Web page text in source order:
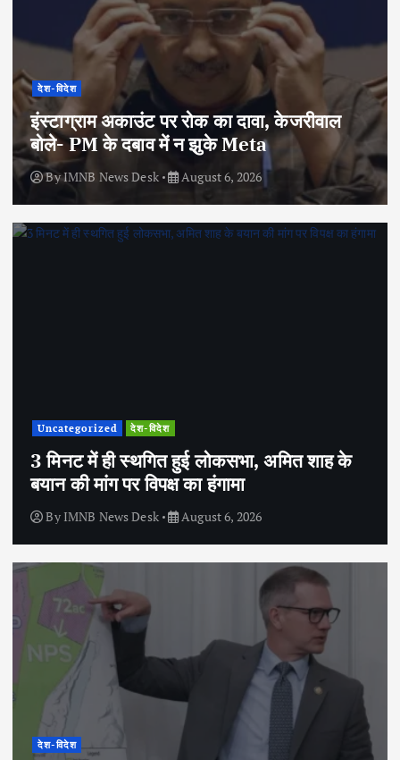
देश-विदेश
इंस्टाग्राम अकाउंट पर रोक का दावा, केजरीवाल
बोले- PM के दबाव में न झुके Meta
ByIMNB News Desk August 6, 2026
Uncategorized देश-विदेश
3 मिनट में ही स्थगित हुई लोकसभा, अमित शाह के
बयान की मांग पर विपक्ष का हंगामा
By IMNB News Desk August 6, 2026
देश-विदेश